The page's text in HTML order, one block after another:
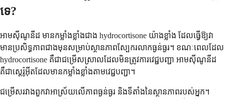
ទេ?
អាមស៊ីណូនីដ មានកម្លាំងខ្លាំងជាង hydrocortisone យ៉ាងខ្លាំង ដែលធ្វើឱ្យវា
មានប្រសិទ្ធភាពជាងមុនសម្រាប់ស្ថានភាពស្បែករលាកធ្ងន់ធ្ងរ។ ខណៈពេលដែល
hydrocortisone គឺជាជម្រើសស្រាលដែលមិនត្រូវការវេជ្ជបញ្ជា អាមស៊ីណូនីដ
គឺជាស្តេរ៉ូអ៊ីតដែលមានកម្លាំងខ្លាំងតាមវេជ្ជបញ្ជា។
ជម្រើសរវាងពួកវាអាស្រ័យលើភាពធ្ងន់ធ្ងរ និងទីតាំងនៃស្ថានភាពរបស់អ្នក។